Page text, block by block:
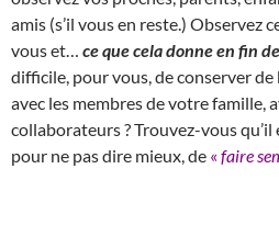
amis (s’il vous en reste.) Observez
vous et… ce que cela donne en fin
difficile, pour vous, de conserver
avec les membres de votre famille,
collaborateurs ? Trouvez-vous qu’il
pour ne pas dire mieux, de « faire